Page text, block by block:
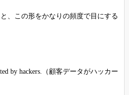
、この形をかなりの頻度で目にする
by hackers.（顧客データがハッカー